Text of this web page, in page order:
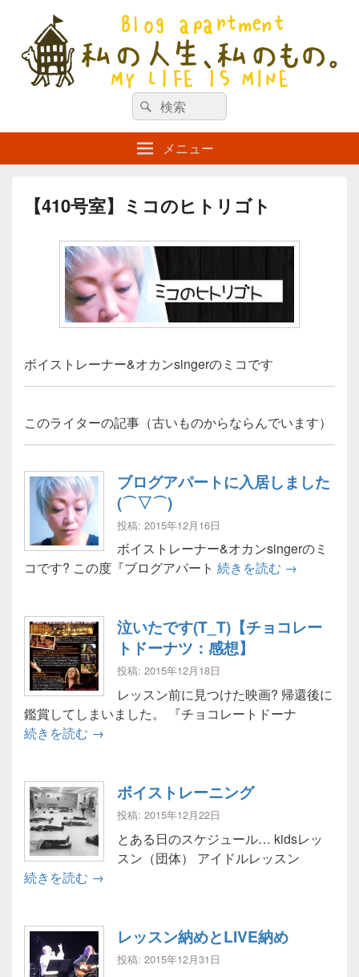
私の人生、私のもの。【新館】
検
索
対
象:
検
索
メニュー
【410号室】ミコのヒトリゴト
ボイストレーナー&オカンsingerのミコです
このライターの記事（古いものからならんでいます）
ブログアパートに入居しました
(⌒▽⌒)
投稿: 2015年12月16日
ボイストレーナー&オカンsingerのミ
コです? この度『ブログアパート 続きを読む ブログア
→
泣いたです(T_T)【チョコレー
トドーナツ：感想】
投稿: 2015年12月18日
レッスン前に見つけた映画? 帰還後に
鑑賞してしまいました。 『チョコレートドーナ
続きを読む 泣いたです(T_T)【チョコレートドーナツ：感
→
ボイストレーニング
投稿: 2015年12月22日
とある日のスケジュール… kidsレッ
スン（団体） アイドルレッスン
続きを読む ボイストレーニング
→
レッスン納めとLIVE納め
投稿: 2015年12月31日